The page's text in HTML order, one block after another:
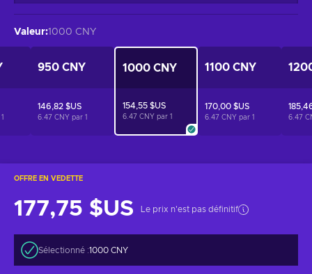
OFFRE EN VEDETTE
177,75 $US Le prix n'est pas définitif
Sélectionné :1000 CNY
Valeur:1000 CNY
1
950 CNY
146,82 $US
6.47 CNY par 1
1000 CNY
154,55 $US
6.47 CNY par 1
1100 CNY
170,00 $US
6.47 CNY par 1 6.47